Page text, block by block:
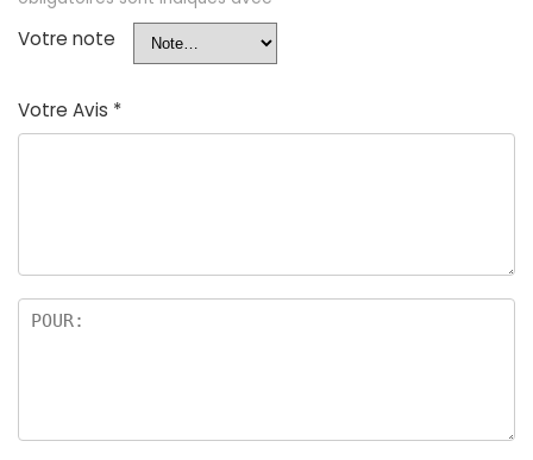
Votre note
Votre Avis *